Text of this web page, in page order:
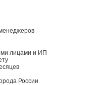
лицами и ИП
России